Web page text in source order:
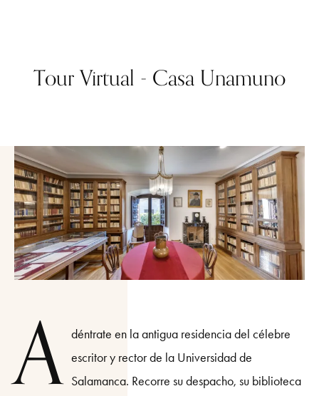
Tour Virtual - Casa Unamuno
A
déntrate en la antigua residencia del célebre
escritor y rector de la Universidad de
Salamanca. Recorre su despacho, su biblioteca